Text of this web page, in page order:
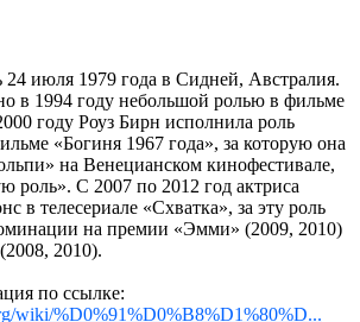
24 июля 1979 года в Сидней, Австралия.
в 1994 году небольшой ролью в фильме
году Роуз Бирн исполнила роль
«Богиня 1967 года», за которую она
на Венецианском кинофестивале,
роль». С 2007 по 2012 год актриса
в телесериале «Схватка», за эту роль
на премии «Эмми» (2009, 2010)
2010).
по ссылке:
wiki/%D0%91%D0%B8%D1%80%D...